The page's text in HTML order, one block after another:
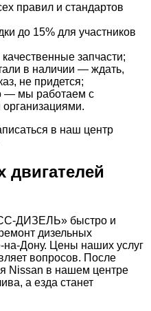
правил и стандартов
до 15% для участников
запчасти;
в наличии — ждать,
не придется;
— мы работаем с
организациями.
в наш центр
двигателей
ДИЗЕЛЬ» быстро и
дизельных
на-Дону. Цены наших услуг
вопросов. После
Nissan в нашем центре
а езда станет